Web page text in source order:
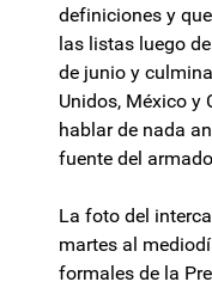
definiciones y
las listas luego
de junio y
Unidos, México y
hablar de nada
fuente del
La foto del
martes al
formales de la